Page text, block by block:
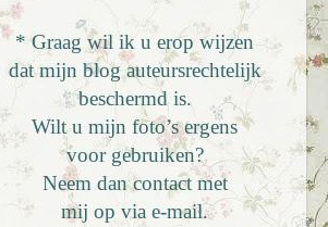
* Graag wil ik u erop wijzen
dat mijn blog auteursrechtelijk
beschermd is.
Wilt u mijn foto’s ergens
voor gebruiken?
Neem dan contact met
mij op via e-mail.